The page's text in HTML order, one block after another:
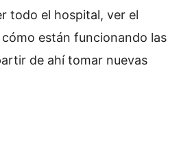
todo el hospital, ver el
están funcionando las
de ahí tomar nuevas